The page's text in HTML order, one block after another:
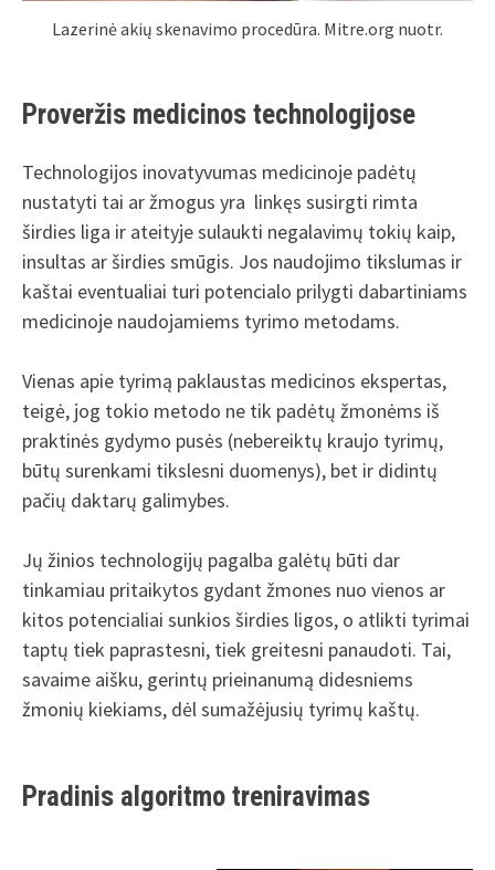
Lazerinė akių skenavimo procedūra. Mitre.org nuotr.
Proveržis medicinos technologijose
Technologijos inovatyvumas medicinoje padėtų
nustatyti tai ar žmogus yra linkęs susirgti rimta
širdies liga ir ateityje sulaukti negalavimų tokių kaip,
insultas ar širdies smūgis. Jos naudojimo tikslumas ir
kaštai eventualiai turi potencialo prilygti dabartiniams
medicinoje naudojamiems tyrimo metodams.
Vienas apie tyrimą paklaustas medicinos ekspertas,
teigė, jog tokio metodo ne tik padėtų žmonėms iš
praktinės gydymo pusės (nebereiktų kraujo tyrimų,
būtų surenkami tikslesni duomenys), bet ir didintų
pačių daktarų galimybes.
Jų žinios technologijų pagalba galėtų būti dar
tinkamiau pritaikytos gydant žmones nuo vienos ar
kitos potencialiai sunkios širdies ligos, o atlikti tyrimai
taptų tiek paprastesni, tiek greitesni panaudoti. Tai,
savaime aišku, gerintų prieinanumą didesniems
žmonių kiekiams, dėl sumažėjusių tyrimų kaštų.
Pradinis algoritmo treniravimas